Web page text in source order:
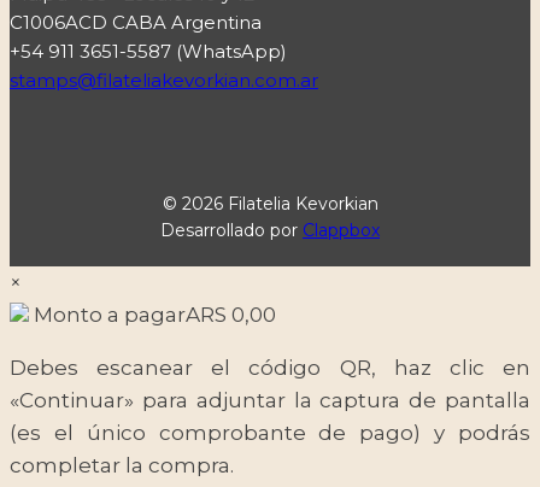
C1006ACD CABA Argentina
+54 911 3651-5587 (WhatsApp)
stamps@filateliakevorkian.com.ar
© 2026 Filatelia Kevorkian
Desarrollado por Clappbox
×
Monto a pagarARS 0,00
Debes escanear el código QR, haz clic en
«Continuar» para adjuntar la captura de pantalla
(es el único comprobante de pago) y podrás
completar la compra.